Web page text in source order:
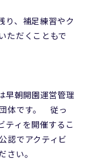
り、補足練習やク
ただくこともで
早朝開園運営管理
体です。 従っ
ティを開催するこ
認でアクティビ
さい。